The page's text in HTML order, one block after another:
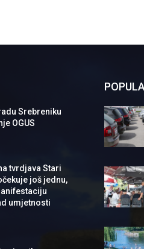
Srebreniku
OGUS
tvrdjava Stari
još jednu,
umjetnosti